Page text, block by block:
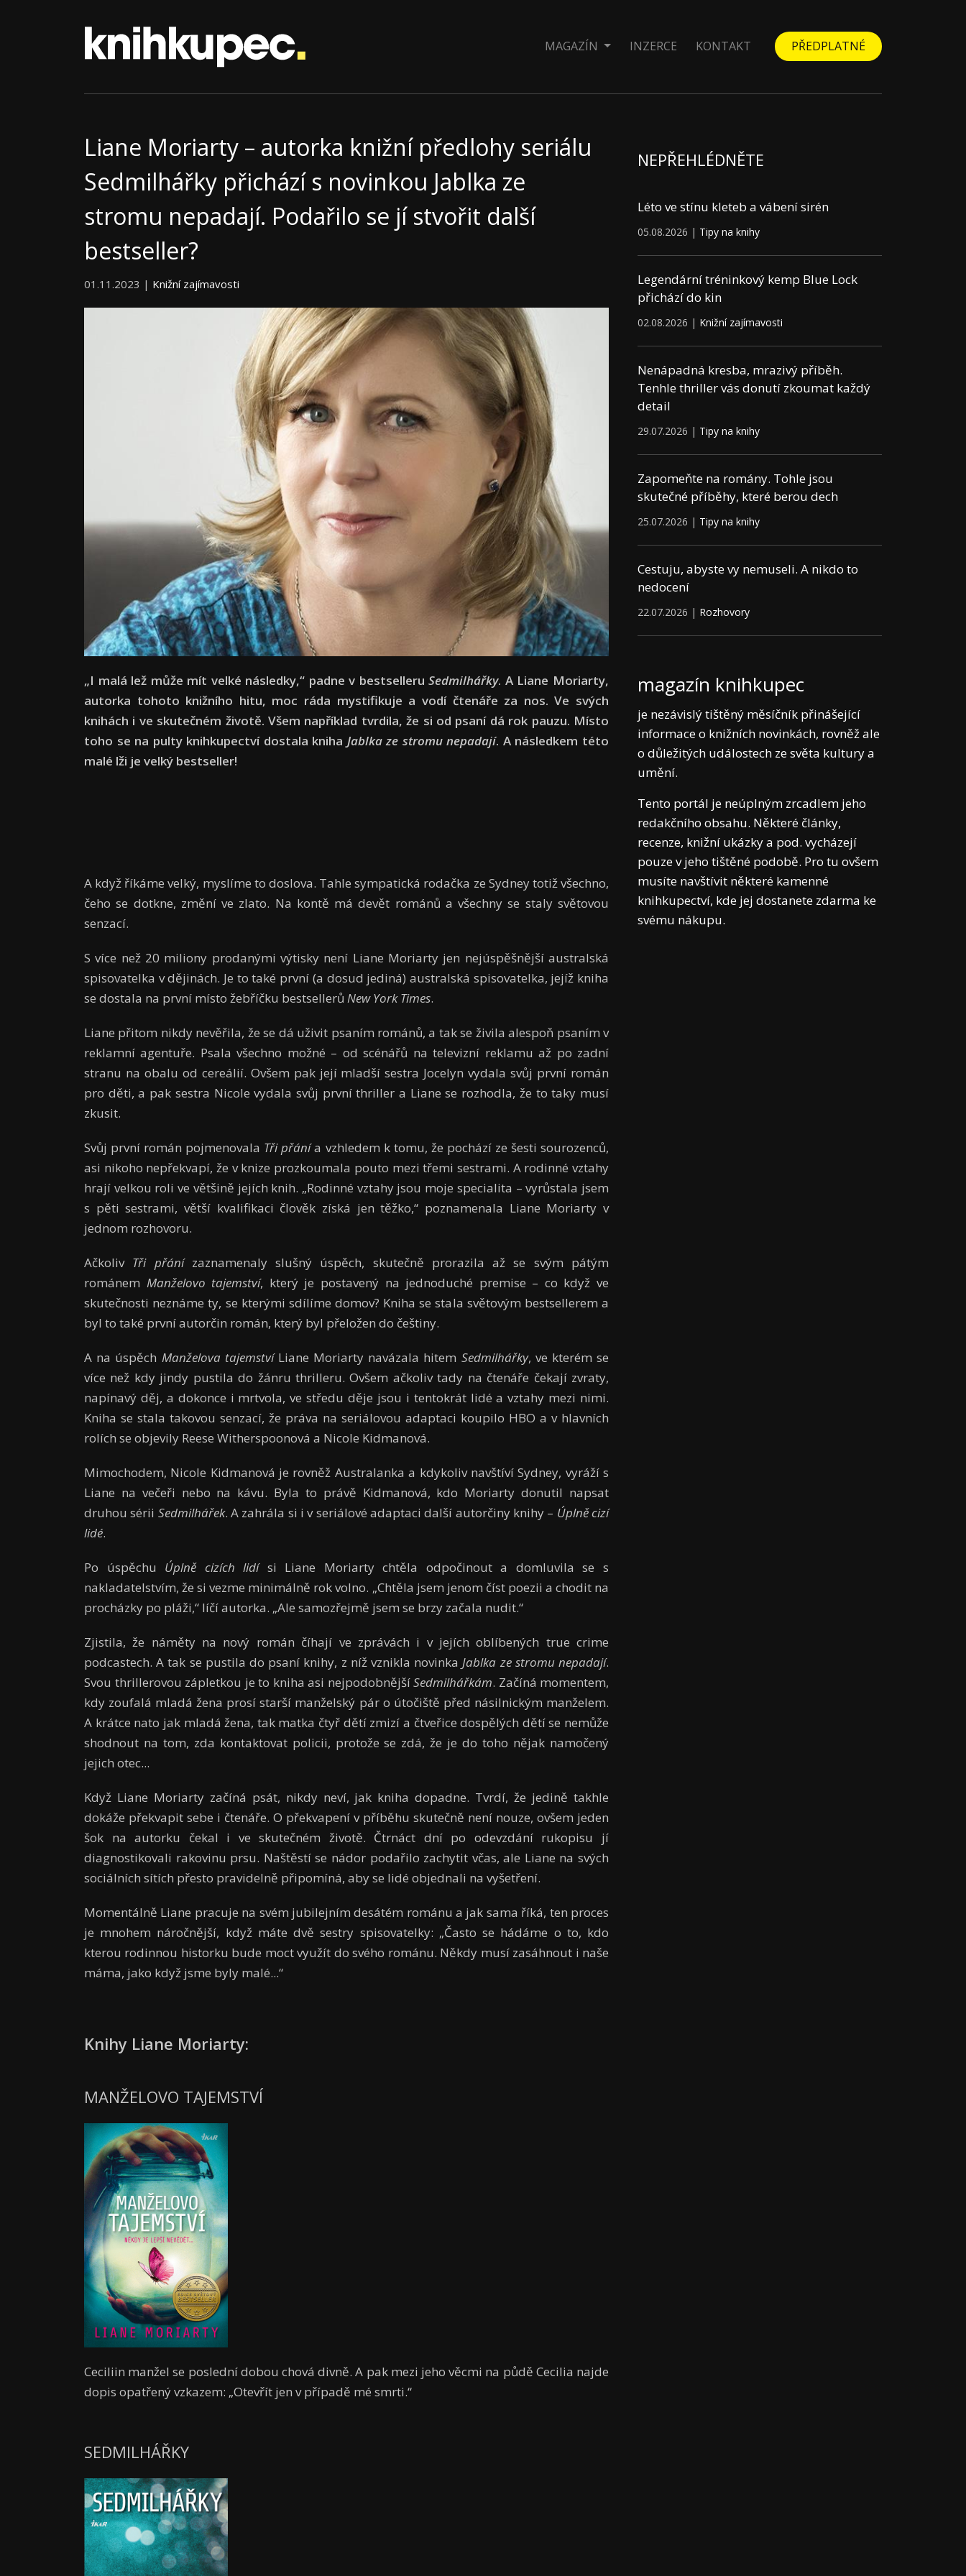
MAGAZÍN INZERCE KONTAKT PŘEDPLATNÉ
Liane Moriarty – autorka knižní předlohy seriálu
Sedmilhářky přichází s novinkou Jablka ze
stromu nepadají. Podařilo se jí stvořit další
bestseller?
01.11.2023 | Knižní zajímavosti
„I malá lež může mít velké následky,“ padne v bestselleruSedmilhářky. A Liane Moriarty,
autorka tohoto knižního hitu, moc ráda mystifikuje a vodí čtenáře za nos. Ve svých
knihách i ve skutečném životě. Všem například tvrdila, že si od psaní dá rok pauzu. Místo
toho se na pulty knihkupectví dostala kniha Jablka ze stromu nepadají. A následkem této
malé lži je velký bestseller!
A když říkáme velký, myslíme to doslova. Tahle sympatická rodačka ze Sydney totiž všechno,
čeho se dotkne, změní ve zlato. Na kontě má devět románů a všechny se staly světovou
senzací.
S více než 20 miliony prodanými výtisky není Liane Moriarty jen nejúspěšnější australská
spisovatelka v dějinách. Je to také první (a dosud jediná) australská spisovatelka, jejíž kniha
se dostala na první místo žebříčku bestsellerů New York Times.
Liane přitom nikdy nevěřila, že se dá uživit psaním románů, a tak se živila alespoň psaním v
reklamní agentuře. Psala všechno možné – od scénářů na televizní reklamu až po zadní
stranu na obalu od cereálií. Ovšem pak její mladší sestra Jocelyn vydala svůj první román
pro děti, a pak sestra Nicole vydala svůj první thriller a Liane se rozhodla, že to taky musí
zkusit.
Svůj první román pojmenovala Tři přánía vzhledem k tomu, že pochází ze šesti sourozenců,
asi nikoho nepřekvapí, že v knize prozkoumala pouto mezi třemi sestrami. A rodinné vztahy
hrají velkou roli ve většině jejích knih. „Rodinné vztahy jsou moje specialita – vyrůstala jsem
s pěti sestrami, větší kvalifikaci člověk získá jen těžko,“ poznamenala Liane Moriarty v
jednom rozhovoru.
Ačkoliv Tři přánízaznamenaly slušný úspěch, skutečně prorazila až se svým pátým
románem Manželovo tajemství, který je postavený na jednoduché premise – co když ve
skutečnosti neznáme ty, se kterými sdílíme domov? Kniha se stala světovým bestsellerem a
byl to také první autorčin román, který byl přeložen do češtiny.
A na úspěch Manželova tajemstvíLiane Moriarty navázala hitem Sedmilhářky, ve kterém se
více než kdy jindy pustila do žánru thrilleru. Ovšem ačkoliv tady na čtenáře čekají zvraty,
napínavý děj, a dokonce i mrtvola, ve středu děje jsou i tentokrát lidé a vztahy mezi nimi.
Kniha se stala takovou senzací, že práva na seriálovou adaptaci koupilo HBO a v hlavních
rolích se objevily Reese Witherspoonová a Nicole Kidmanová.
Mimochodem, Nicole Kidmanová je rovněž Australanka a kdykoliv navštíví Sydney, vyráží s
Liane na večeři nebo na kávu. Byla to právě Kidmanová, kdo Moriarty donutil napsat
druhou sérii Sedmilhářek. A zahrála si i v seriálové adaptaci další autorčiny knihy – Úplně cizí
lidé.
Po úspěchu Úplně cizích lidísi Liane Moriarty chtěla odpočinout a domluvila se s
nakladatelstvím, že si vezme minimálně rok volno. „Chtěla jsem jenom číst poezii a chodit na
procházky po pláži,“ líčí autorka. „Ale samozřejmě jsem se brzy začala nudit.“
Zjistila, že náměty na nový román číhají ve zprávách i v jejích oblíbených true crime
podcastech. A tak se pustila do psaní knihy, z níž vznikla novinkaJablka ze stromu nepadají.
Svou thrillerovou zápletkou je to kniha asi nejpodobnějšíSedmilhářkám. Začíná momentem,
kdy zoufalá mladá žena prosí starší manželský pár o útočiště před násilnickým manželem.
A krátce nato jak mladá žena, tak matka čtyř dětí zmizí a čtveřice dospělých dětí se nemůže
shodnout na tom, zda kontaktovat policii, protože se zdá, že je do toho nějak namočený
jejich otec...
Když Liane Moriarty začíná psát, nikdy neví, jak kniha dopadne. Tvrdí, že jedině takhle
dokáže překvapit sebe i čtenáře. O překvapení v příběhu skutečně není nouze, ovšem jeden
šok na autorku čekal i ve skutečném životě. Čtrnáct dní po odevzdání rukopisu jí
diagnostikovali rakovinu prsu. Naštěstí se nádor podařilo zachytit včas, ale Liane na svých
sociálních sítích přesto pravidelně připomíná, aby se lidé objednali na vyšetření.
Momentálně Liane pracuje na svém jubilejním desátém románu a jak sama říká, ten proces
je mnohem náročnější, když máte dvě sestry spisovatelky: „Často se hádáme o to, kdo
kterou rodinnou historku bude moct využít do svého románu. Někdy musí zasáhnout i naše
máma, jako když jsme byly malé...“
Knihy Liane Moriarty:
MANŽELOVO TAJEMSTVÍ
Ceciliin manžel se poslední dobou chová divně. A pak mezi jeho věcmi na půdě Cecilia najde
dopis opatřený vzkazem: „Otevřít jen v případě mé smrti.“
SEDMILHÁŘKY
NEPŘEHLÉDNĚTE
Léto ve stínu kleteb a vábení sirén
05.08.2026 | Tipy na knihy
Legendární tréninkový kemp Blue Lock
přichází do kin
02.08.2026 | Knižní zajímavosti
Nenápadná kresba, mrazivý příběh.
Tenhle thriller vás donutí zkoumat každý
detail
29.07.2026 | Tipy na knihy
Zapomeňte na romány. Tohle jsou
skutečné příběhy, které berou dech
25.07.2026 | Tipy na knihy
Cestuju, abyste vy nemuseli. A nikdo to
nedocení
22.07.2026 | Rozhovory
magazín knihkupec
je nezávislý tištěný měsíčník přinášející
informace o knižních novinkách, rovněž ale
o důležitých událostech ze světa kultury a
umění.
Tento portál je neúplným zrcadlem jeho
redakčního obsahu. Některé články,
recenze, knižní ukázky a pod. vycházejí
pouze v jeho tištěné podobě. Pro tu ovšem
musíte navštívit některé kamenné
knihkupectví, kde jej dostanete zdarma ke
svému nákupu.